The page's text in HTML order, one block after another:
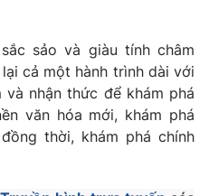
Vươn mình bằng AI
VTV8
sảo và giàu tính châm
cả một hành trình dài với
nhận thức để khám phá
văn hóa mới, khám phá
thời, khám phá chính